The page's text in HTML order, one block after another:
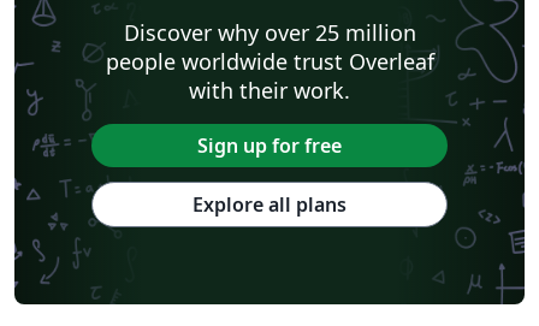
Discover why over 25 million
people worldwide trust Overleaf
with their work.
Sign up for free
Explore all plans